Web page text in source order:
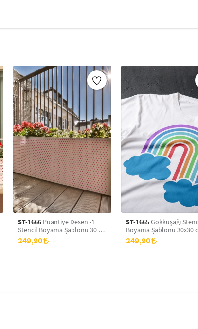
Duvar ve cam süslemeleri
ST-1666 Puantiye Desen -1
Stencil Boyama Şablonu 30 x
30 cm, Duvar Stencil, Fayans
Stencil, Mobilya Stencil
249,90
ST-1665Gökkuşağı
Boyama Şablonu 30x30
Duvar Stencil, Fayans
Mobilya Stencil
249,90